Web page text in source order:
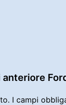
I campi